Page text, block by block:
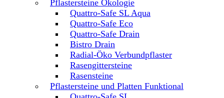
Pflastersteine Ökologie
Quattro-Safe SL Aqua
Quattro-Safe Eco
Quattro-Safe Drain
Bistro Drain
Radial-Öko Verbundpflaster
Rasengittersteine
Rasensteine
Pflastersteine und Platten Funktional